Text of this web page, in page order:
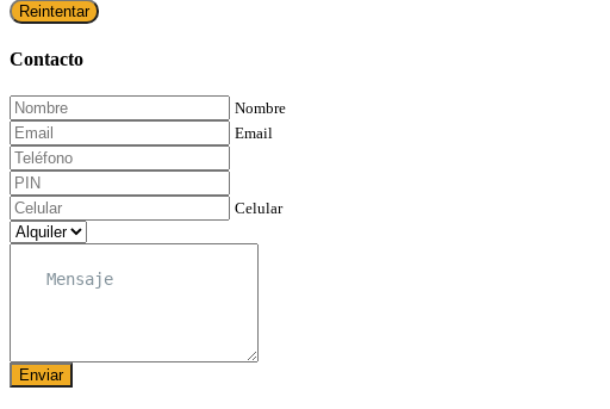
Reintentar
Contacto
Nombre
Email
Celular
Enviar